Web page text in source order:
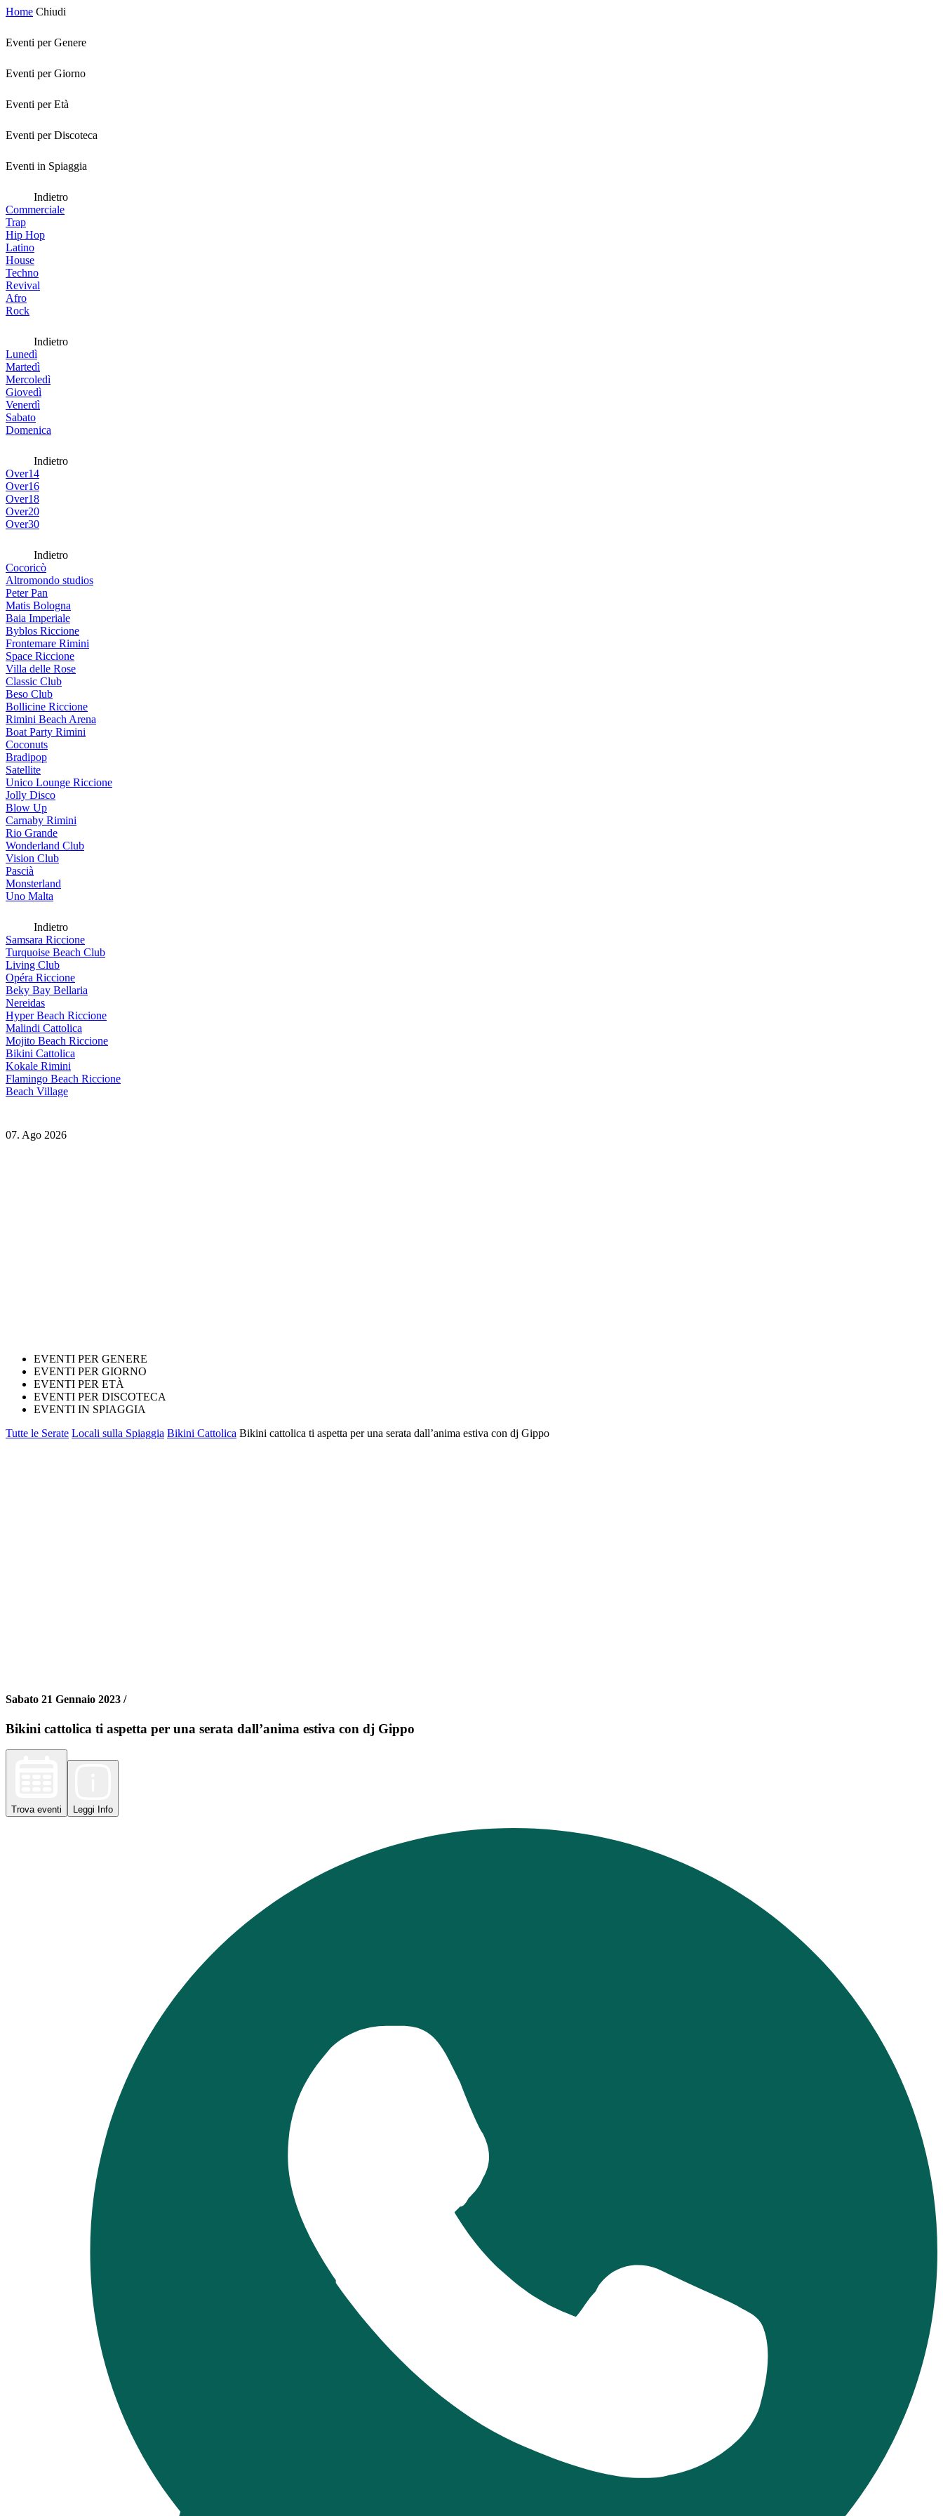
Home Chiudi
Eventi per Genere
Eventi per Giorno
Eventi per Età
Eventi per Discoteca
Eventi in Spiaggia
Indietro
Commerciale
Trap
Hip Hop
Latino
House
Techno
Revival
Afro
Rock
Indietro
Lunedì
Martedì
Mercoledì
Giovedì
Venerdì
Sabato
Domenica
Indietro
Over14
Over16
Over18
Over20
Over30
Indietro
Cocoricò
Altromondo studios
Peter Pan
Matis Bologna
Baia Imperiale
Byblos Riccione
Frontemare Rimini
Space Riccione
Villa delle Rose
Classic Club
Beso Club
Bollicine Riccione
Rimini Beach Arena
Boat Party Rimini
Coconuts
Bradipop
Satellite
Unico Lounge Riccione
Jolly Disco
Blow Up
Carnaby Rimini
Rio Grande
Wonderland Club
Vision Club
Pascià
Monsterland
Uno Malta
Indietro
Samsara Riccione
Turquoise Beach Club
Living Club
Opéra Riccione
Beky Bay Bellaria
Nereidas
Hyper Beach Riccione
Malindi Cattolica
Mojito Beach Riccione
Bikini Cattolica
Kokale Rimini
Flamingo Beach Riccione
Beach Village
07. Ago 2026
EVENTI PER GENERE
EVENTI PER GIORNO
EVENTI PER ETÀ
EVENTI PER DISCOTECA
EVENTI IN SPIAGGIA
Tutte le Serate Locali sulla Spiaggia Bikini Cattolica Bikini cattolica ti aspetta per una serata dall’anima estiva con dj Gippo
Sabato 21 Gennaio 2023 /
Bikini cattolica ti aspetta per una serata dall’anima estiva con dj Gippo
Trova eventi Leggi Info